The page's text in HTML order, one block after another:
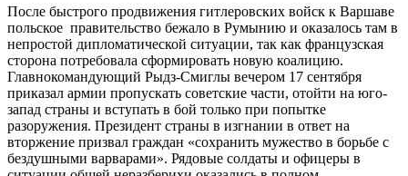
После быстрого продвижения гитлеровских войск к Варшаве
польское правительство бежало в Румынию и оказалось там в
непростой дипломатической ситуации, так как французская
сторона потребовала сформировать новую коалицию.
Главнокомандующий Рыдз-Смиглы вечером 17 сентября
приказал армии пропускать советские части, отойти на юго-
запад страны и вступать в бой только при попытке
разоружения. Президент страны в изгнании в ответ на
вторжение призвал граждан «сохранить мужество в борьбе с
бездушными варварами». Рядовые солдаты и офицеры в